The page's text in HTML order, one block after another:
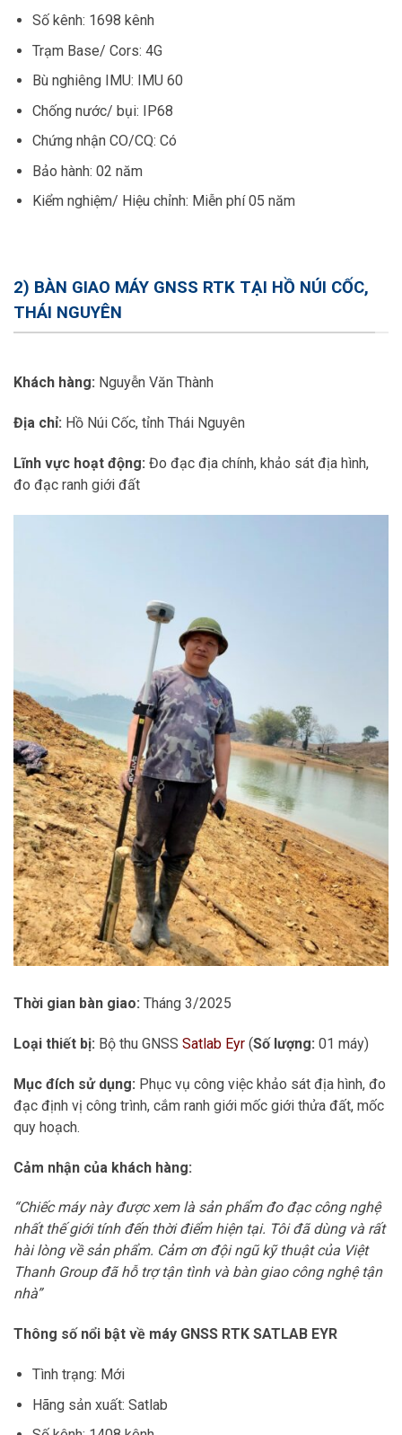
Số kênh: 1698 kênh
Trạm Base/ Cors: 4G
Bù nghiêng IMU: IMU 60
Chống nước/ bụi: IP68
Chứng nhận CO/CQ: Có
Bảo hành: 02 năm
Kiểm nghiệm/ Hiệu chỉnh: Miễn phí 05 năm
2) BÀN GIAO MÁY GNSS RTK TẠI HỒ NÚI CỐC,
THÁI NGUYÊN
Khách hàng: Nguyễn Văn Thành
Địa chỉ: Hồ Núi Cốc, tỉnh Thái Nguyên
Lĩnh vực hoạt động: Đo đạc địa chính, khảo sát địa hình,
đo đạc ranh giới đất
Thời gian bàn giao: Tháng 3/2025
Loại thiết bị: Bộ thu GNSS Satlab Eyr (Số lượng: 01 máy)
Mục đích sử dụng: Phục vụ công việc khảo sát địa hình, đo
đạc định vị công trình, cắm ranh giới mốc giới thửa đất, mốc
quy hoạch.
Cảm nhận của khách hàng:
“Chiếc máy này được xem là sản phẩm đo đạc công nghệ
nhất thế giới tính đến thời điểm hiện tại. Tôi đã dùng và rất
hài lòng về sản phẩm. Cảm ơn đội ngũ kỹ thuật của Việt
Thanh Group đã hỗ trợ tận tình và bàn giao công nghệ tận
nhà”
Thông số nổi bật về máy GNSS RTK SATLAB EYR
Tình trạng: Mới
Hãng sản xuất: Satlab